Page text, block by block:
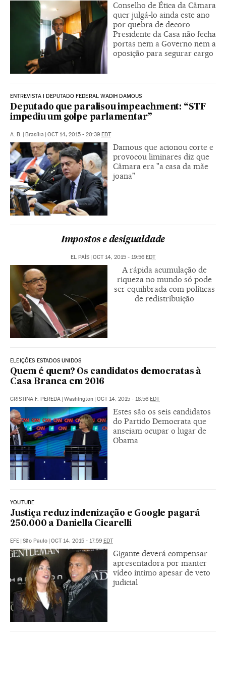
Conselho de Ética da Câmara
quer julgá-lo ainda este ano
por quebra de decoro
Presidente da Casa não fecha
portas nem a Governo nem a
oposição para segurar cargo
ENTREVISTA I DEPUTADO FEDERAL WADIH DAMOUS
Deputado que paralisou impeachment: “STF
impediu um golpe parlamentar”
A. B. Brasília OCT 14, 2015 - 20:39 EDT
Damous que acionou corte e
provocou liminares diz que
Câmara era "a casa da mãe
joana"
Impostos e desigualdade
EL PAÍS | OCT 14, 2015 - 19:56 EDT
A rápida acumulação de
riqueza no mundo só pode
ser equilibrada com políticas
de redistribuição
ELEIÇÕES ESTADOS UNIDOS
Quem é quem? Os candidatos democratas à
Casa Branca em 2016
CRISTINA F. PEREDA | Washington | OCT 14, 2015 - 18:56 EDT
Estes são os seis candidatos
do Partido Democrata que
anseiam ocupar o lugar de
Obama
YOUTUBE
Justiça reduz indenização e Google pagará
250.000 a Daniella Cicarelli
EFE | São Paulo | OCT 14, 2015 - 17:59 EDT
Gigante deverá compensar
apresentadora por manter
vídeo íntimo apesar de veto
judicial